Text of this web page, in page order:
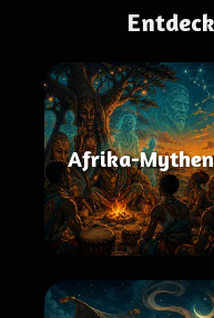
Afrika-Mythen